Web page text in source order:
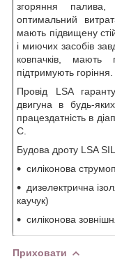
згоряння палива,
оптимальний
мають підвищену
і миючих засобів
ковпачків,
підтримують горіння.
Провід LSA
двигуна в будь-
працездатність в
С.
Будова дроту LSA
силіконова
дизелектрична
каучук)
силіконова
Приховати